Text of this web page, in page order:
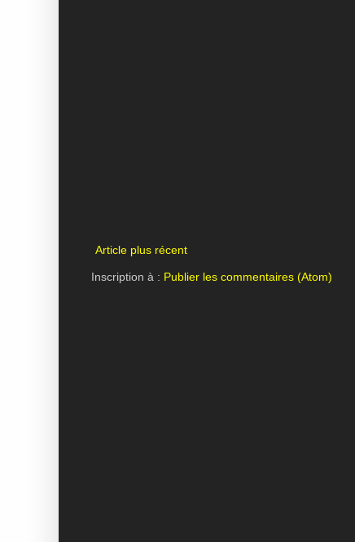
Article plus récent
Inscription à : Publier les commentaires (Atom)